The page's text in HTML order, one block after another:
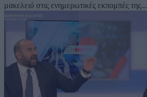
μακελειό στις ενημερωτικές εκπομπές της...